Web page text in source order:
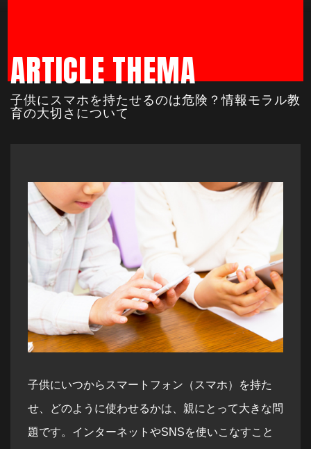
ARTICLE THEMA
子供にスマホを持たせるのは危険？情報モラル教
育の大切さについて
子供にいつからスマートフォン（スマホ）を持た
せ、どのように使わせるかは、親にとって大きな問
題です。インターネットやSNSを使いこなすこと